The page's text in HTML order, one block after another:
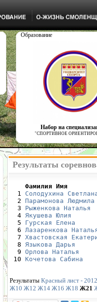
Образование
Набор на
"СПОРТИВНОЕ
Результаты
Фамилия Имя
1 Солодухина
  2
Парамонова Людмила
  3
Рыженкова Наталья
  4
Якушева Юлия
  5
Гурская Елена
  6
Лазаренкова
  7
Хвастовская
  8
Языкова Дарья
  9
Орлова Наталья
10 Кочетова Сабина
Результаты Красный лист -
Ж10 Ж12 Ж14 Ж16 Ж18 Ж21